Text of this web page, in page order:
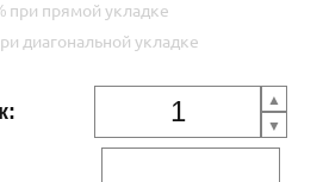
при прямой укладке
диагональной укладке